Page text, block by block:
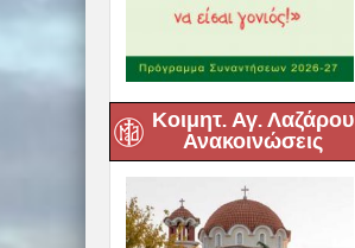
Κοιμητ. Αγ. Λαζάρου
Ανακοινώσεις